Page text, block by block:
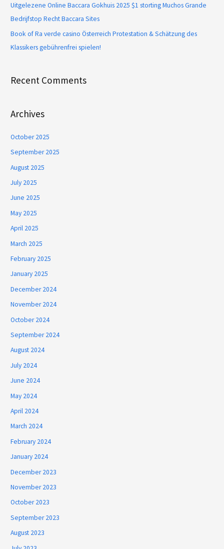
Uitgelezene Online Baccara Gokhuis 2025 $1 storting Muchos Grande
Bedrijfstop Recht Baccara Sites
Book of Ra verde casino Österreich Protestation & Schätzung des
Klassikers gebührenfrei spielen!
Recent Comments
Archives
October 2025
September 2025
August 2025
July 2025
June 2025
May 2025
April 2025
March 2025
February 2025
January 2025
December 2024
November 2024
October 2024
September 2024
August 2024
July 2024
June 2024
May 2024
April 2024
March 2024
February 2024
January 2024
December 2023
November 2023
October 2023
September 2023
August 2023